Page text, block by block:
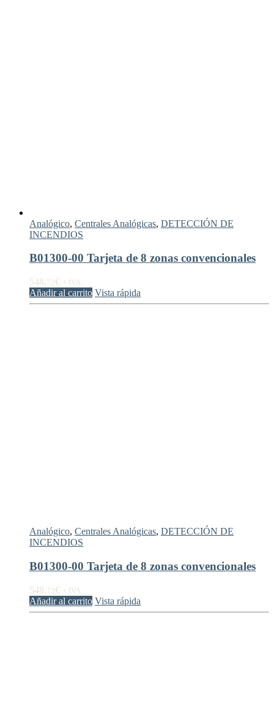
Analógico, Centrales Analógicas, DETECCIÓN DE
INCENDIOS
B01300-00 Tarjeta de 8 zonas convencionales
548,72€ + IVA
Añadir al carrito Vista rápida
Analógico, Centrales Analógicas, DETECCIÓN DE
INCENDIOS
B01300-00 Tarjeta de 8 zonas convencionales
548,72€ + IVA
Añadir al carrito Vista rápida